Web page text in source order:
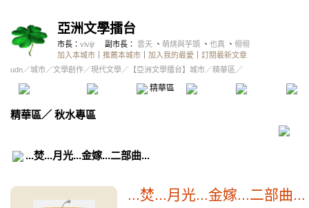
亞洲文學擂台
市長： vivijr 副市長： 雲天 、 萌烑與芋頭 、 也真 、 翎翎
加入本城市
推薦本城市 加入我的最愛
訂閱最新文章
udn／城市／文學創作／現代文學／ 【亞洲文學擂台】城市／精華區／
精華區 投票區 影像館
精華區／ 秋水專區
...焚...月光...金嫁...二部曲...
...焚...月光...金嫁...二部曲...